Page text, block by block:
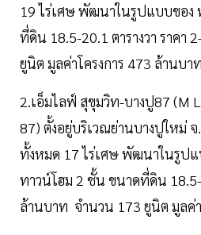
19 ไร่เศษ พัฒนาในรูปแบบของ
ที่ดิน 18.5-20.1 ตารางวา ราคา
ยูนิต มูลค่าโครงการ 473 ล้านบาท
2.เอ็มไลฟ์ สุขุมวิท-บางปู87 (M
87) ตั้งอยู่บริเวณย่านบางปูใหม่
ทั้งหมด 17 ไร่เศษ พัฒนาในรูป
ทาวน์โฮม 2 ชั้น ขนาดที่ดิน 18.5-
ล้านบาท จำนวน 173 ยูนิต มูลค่